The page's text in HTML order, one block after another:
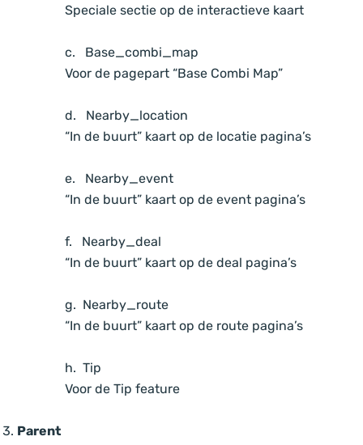
Speciale sectie op de interactieve kaart
c. Base_combi_map
Voor de pagepart “Base Combi Map”
d. Nearby_location
“In de buurt” kaart op de locatie pagina’s
e. Nearby_event
“In de buurt” kaart op de event pagina’s
f. Nearby_deal
“In de buurt” kaart op de deal pagina’s
g. Nearby_route
“In de buurt” kaart op de route pagina’s
h. Tip
Voor de Tip feature
Parent